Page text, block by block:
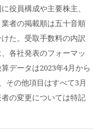
役員構成や主要株主、
者の掲載順は五十音順
た。受取手数料の内訳
各社発表のフォーマッ
データは2023年4月から
その他項目はすべて3月
の変更については特記